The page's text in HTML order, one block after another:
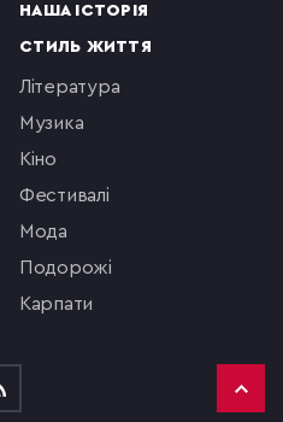
НАША ІСТОРІЯ
СТИЛЬ ЖИТТЯ
література
музика
кіно
фестивалі
мода
подорожі
Карпати